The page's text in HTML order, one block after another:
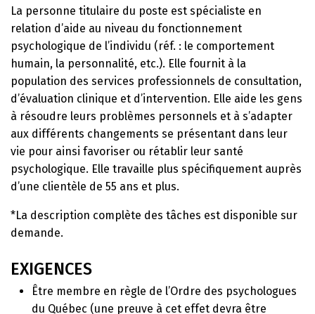
La personne titulaire du poste est spécialiste en
relation d’aide au niveau du fonctionnement
psychologique de l’individu (réf. : le comportement
humain, la personnalité, etc.). Elle fournit à la
population des services professionnels de consultation,
d’évaluation clinique et d’intervention. Elle aide les gens
à résoudre leurs problèmes personnels et à s’adapter
aux différents changements se présentant dans leur
vie pour ainsi favoriser ou rétablir leur santé
psychologique. Elle travaille plus spécifiquement auprès
d’une clientèle de 55 ans et plus.
*La description complète des tâches est disponible sur
demande.
EXIGENCES
Être membre en règle de l’Ordre des psychologues
du Québec (une preuve à cet effet devra être